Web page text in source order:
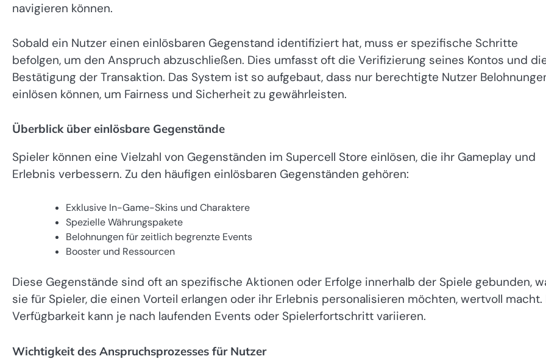
navigieren können.
Sobald ein Nutzer einen einlösbaren Gegenstand identifiziert hat, muss er spezifische Schritte
befolgen, um den Anspruch abzuschließen. Dies umfasst oft die Verifizierung seines Kontos und
Bestätigung der Transaktion. Das System ist so aufgebaut, dass nur berechtigte Nutzer
einlösen können, um Fairness und Sicherheit zu gewährleisten.
Überblick über einlösbare Gegenstände
Spieler können eine Vielzahl von Gegenständen im Supercell Store einlösen, die ihr Gameplay und
Erlebnis verbessern. Zu den häufigen einlösbaren Gegenständen gehören:
Exklusive In-Game-Skins und Charaktere
Spezielle Währungspakete
Belohnungen für zeitlich begrenzte Events
Booster und Ressourcen
Diese Gegenstände sind oft an spezifische Aktionen oder Erfolge innerhalb der Spiele gebunden,
sie für Spieler, die einen Vorteil erlangen oder ihr Erlebnis personalisieren möchten, wertvoll macht.
Verfügbarkeit kann je nach laufenden Events oder Spielerfortschritt variieren.
Wichtigkeit des Anspruchsprozesses für Nutzer